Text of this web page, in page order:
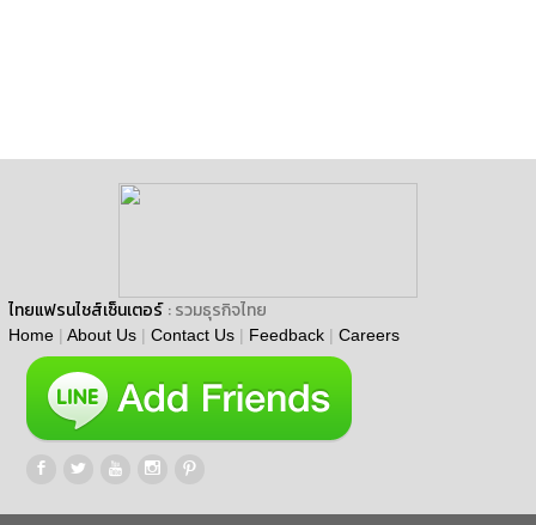
ไทยแฟรนไชส์เซ็นเตอร์ : รวมธุรกิจไทย
Home | About Us | Contact Us | Feedback | Careers